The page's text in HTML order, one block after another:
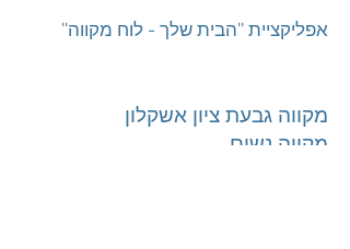
''אפליקציית ''הבית שלך - לוח מקווה
מקווה גבעת ציון אשקלון
מקווה נשים